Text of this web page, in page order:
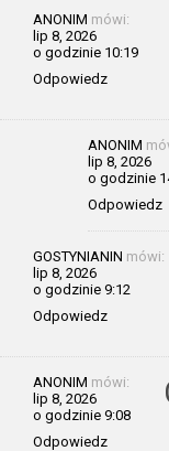
ANONIM mówi:
lip 8, 2026
o godzinie 10:19
Odpowiedz
ANONIM
lip 8, 2026
o godzinie
Odpowiedz
GOSTYNIANIN mówi:
lip 8, 2026
o godzinie 9:12
Odpowiedz
ANONIM mówi:
lip 8, 2026
o godzinie 9:08
Odpowiedz